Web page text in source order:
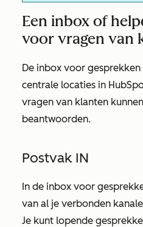
Een inbox of
voor vragen van
De inbox voor
centrale locaties in
vragen van klanten
beantwoorden.
Postvak IN
In de inbox voor
van al je verbonden
Je kunt lopende